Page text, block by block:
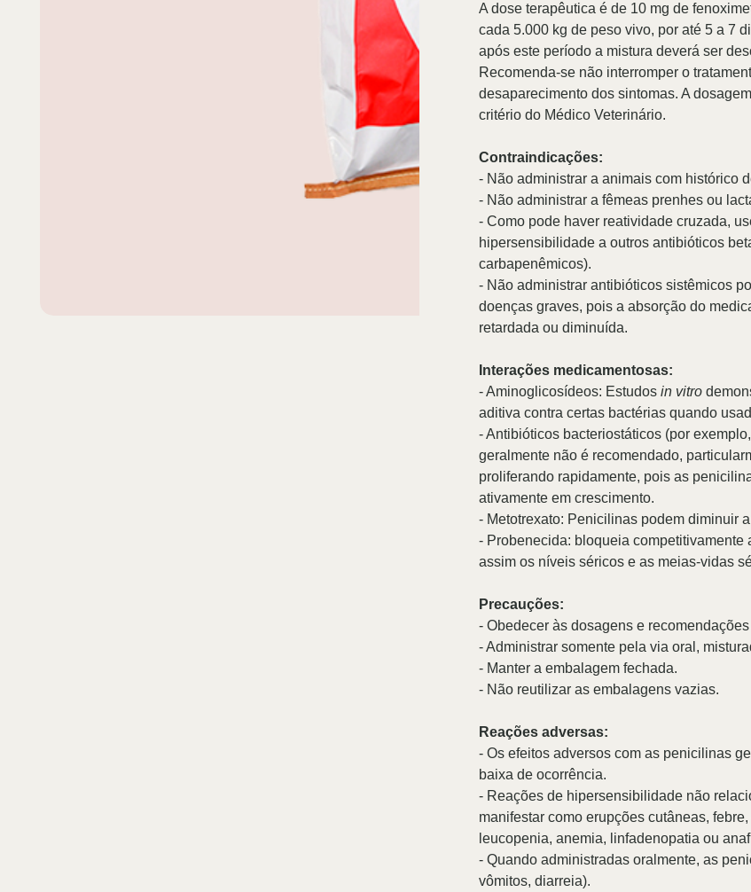
A dose terapêutica é de 10 mg de
cada 5.000 kg de peso vivo, por até 5 a 7
após este período a mistura deverá ser
Recomenda-se não interromper o
desaparecimento dos sintomas. A
critério do Médico Veterinário.
Contraindicações:
- Não administrar a animais com histórico
- Não administrar a fêmeas prenhes ou
- Como pode haver reatividade cruzada,
hipersensibilidade a outros antibióticos
carbapenêmicos).
- Não administrar antibióticos sistêmicos
doenças graves, pois a absorção do
retardada ou diminuída.
Interações medicamentosas:
- Aminoglicosídeos: Estudos in vitro
aditiva contra certas bactérias quando
- Antibióticos bacteriostáticos (por
geralmente não é recomendado,
proliferando rapidamente, pois as
ativamente em crescimento.
- Metotrexato: Penicilinas podem diminuir
- Probenecida: bloqueia
assim os níveis séricos e as meias-vidas
Precauções:
- Obedecer às dosagens e
- Administrar somente pela via oral,
- Manter a
- Não reutilizar as embalagens vazias.
Reações adversas:
- Os efeitos adversos com as penicilinas
baixa de ocorrência.
- Reações de hipersensibilidade não
manifestar como erupções cutâneas,
leucopenia, anemia, linfadenopatia ou
- Quando administradas oralmente, as
vômitos, diarreia).